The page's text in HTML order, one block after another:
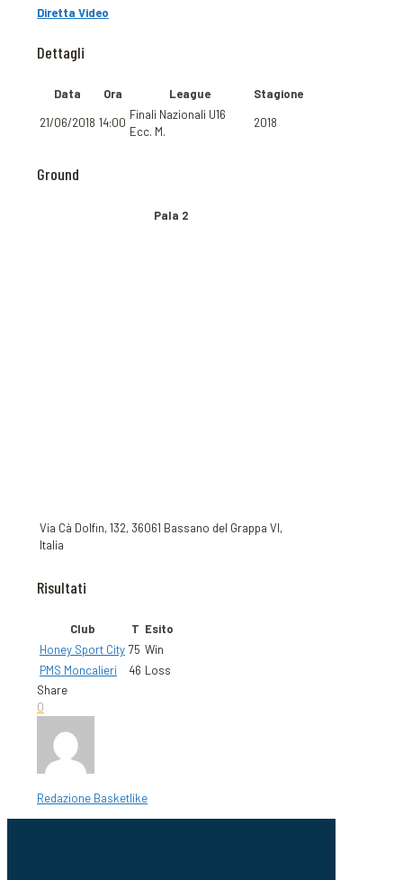
Diretta Video
Dettagli
Data Ora League
Stagione
21/06/2018 14:00
Finali Nazionali U16
Ecc. M.
2018
Ground
Pala 2
Via Cà Dolfin, 132, 36061 Bassano del Grappa VI,
Italia
Risultati
Club T Esito
Honey Sport City 75 Win
PMS Moncalieri
46 Loss
Share
0
Redazione Basketlike